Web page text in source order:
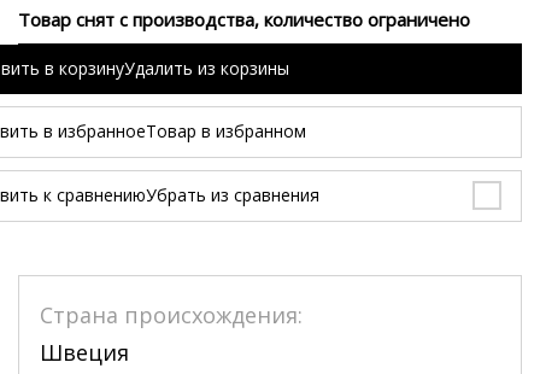
Товар снят с производства, количество ограничено
в корзинуУдалить из корзины
в избранноеТовар в избранном
к сравнениюУбрать из сравнения
Страна происхождения:
Швеция